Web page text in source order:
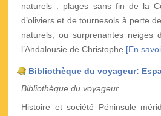
naturels : plages sans fin de la
d’oliviers et de tournesols à perte
naturels, ou surprenantes neiges
l’Andalousie de Christophe [En
Bibliothèque du voyageur:
Bibliothèque du voyageur
Histoire et société Péninsule